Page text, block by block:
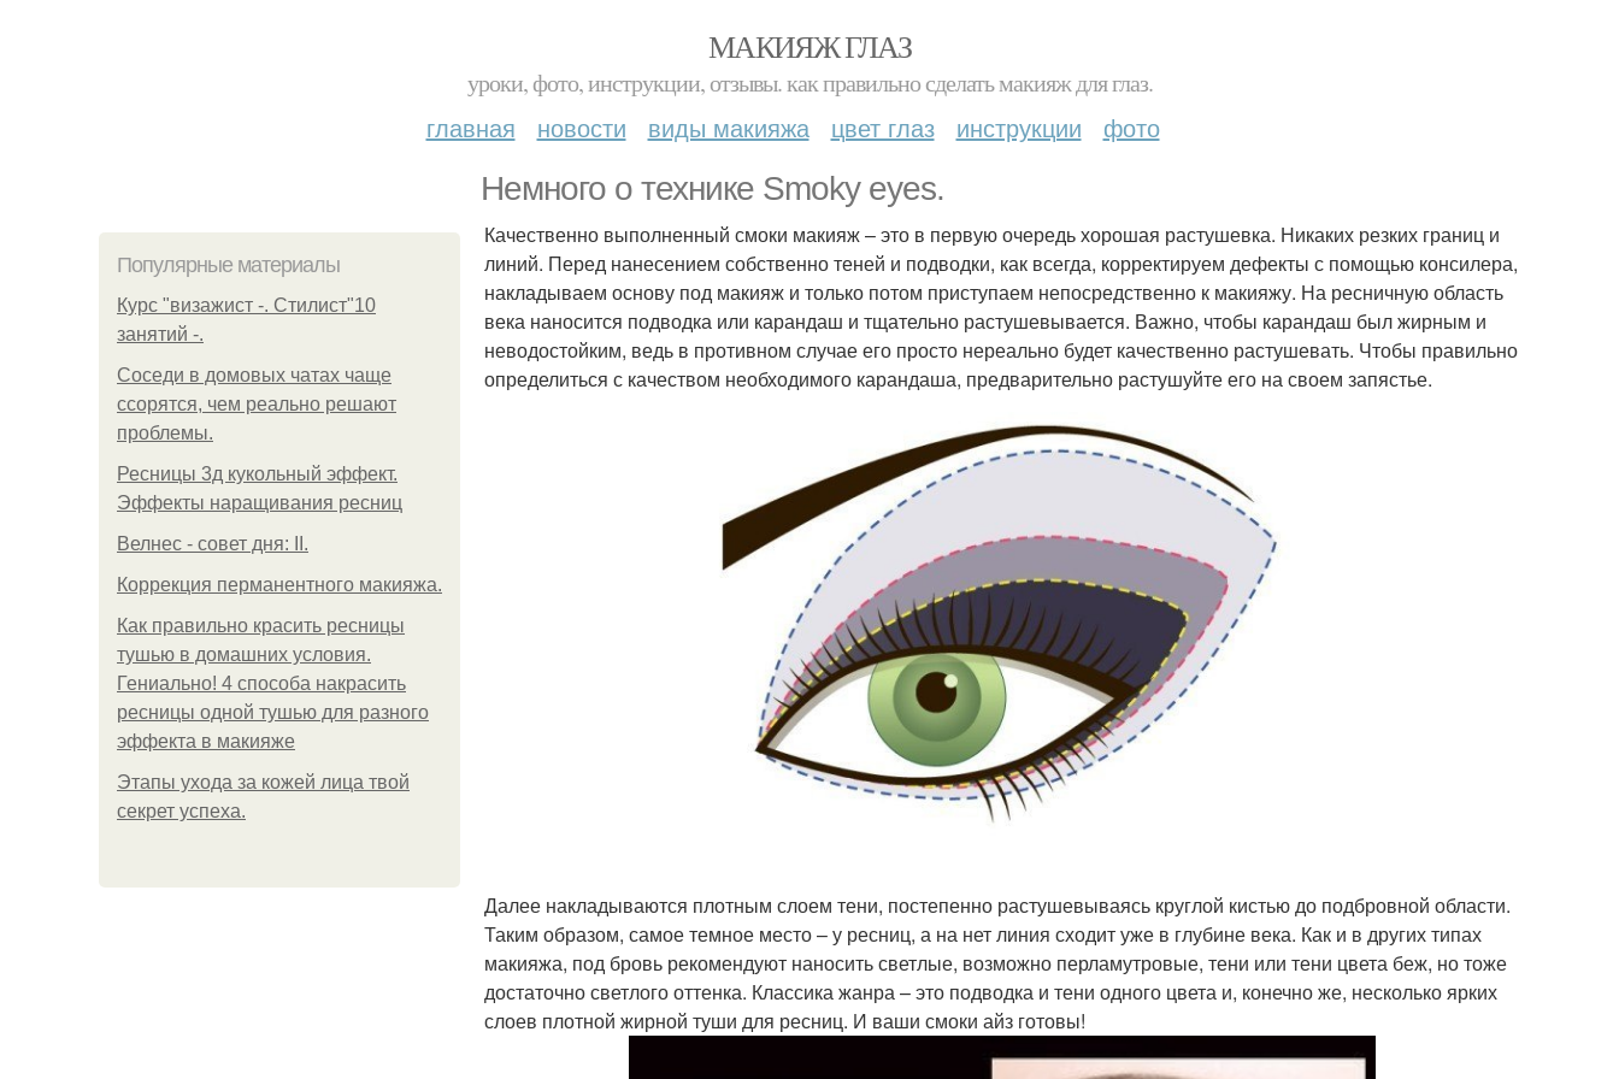
МАКИЯЖ ГЛАЗ
уроки, фото, инструкции, отзывы. как правильно сделать макияж для глаз.
главная новости виды макияжа цвет глаз инструкции фото
Немного о технике Smoky eyes.
Популярные материалы
Курс "визажист -. Стилист"10
занятий -.
Соседи в домовых чатах чаще
ссорятся, чем реально решают
проблемы.
Ресницы 3д кукольный эффект.
Эффекты наращивания ресниц
Велнес - совет дня: II.
Коррекция перманентного макияжа.
Как правильно красить ресницы
тушью в домашних условия.
Гениально! 4 способа накрасить
ресницы одной тушью для разного
эффекта в макияже
Этапы ухода за кожей лица твой
секрет успеха.
Качественно выполненный смоки макияж – это в первую очередь хорошая растушевка. Никаких резких границ и
линий. Перед нанесением собственно теней и подводки, как всегда, корректируем дефекты с помощью консилера,
накладываем основу под макияж и только потом приступаем непосредственно к макияжу. На ресничную область
века наносится подводка или карандаш и тщательно растушевывается. Важно, чтобы карандаш был жирным и
неводостойким, ведь в противном случае его просто нереально будет качественно растушевать. Чтобы правильно
определиться с качеством необходимого карандаша, предварительно растушуйте его на своем запястье.
Далее накладываются плотным слоем тени, постепенно растушевываясь круглой кистью до подбровной области.
Таким образом, самое темное место – у ресниц, а на нет линия сходит уже в глубине века. Как и в других типах
макияжа, под бровь рекомендуют наносить светлые, возможно перламутровые, тени или тени цвета беж, но тоже
достаточно светлого оттенка. Классика жанра – это подводка и тени одного цвета и, конечно же, несколько ярких
слоев плотной жирной туши для ресниц. И ваши смоки айз готовы!